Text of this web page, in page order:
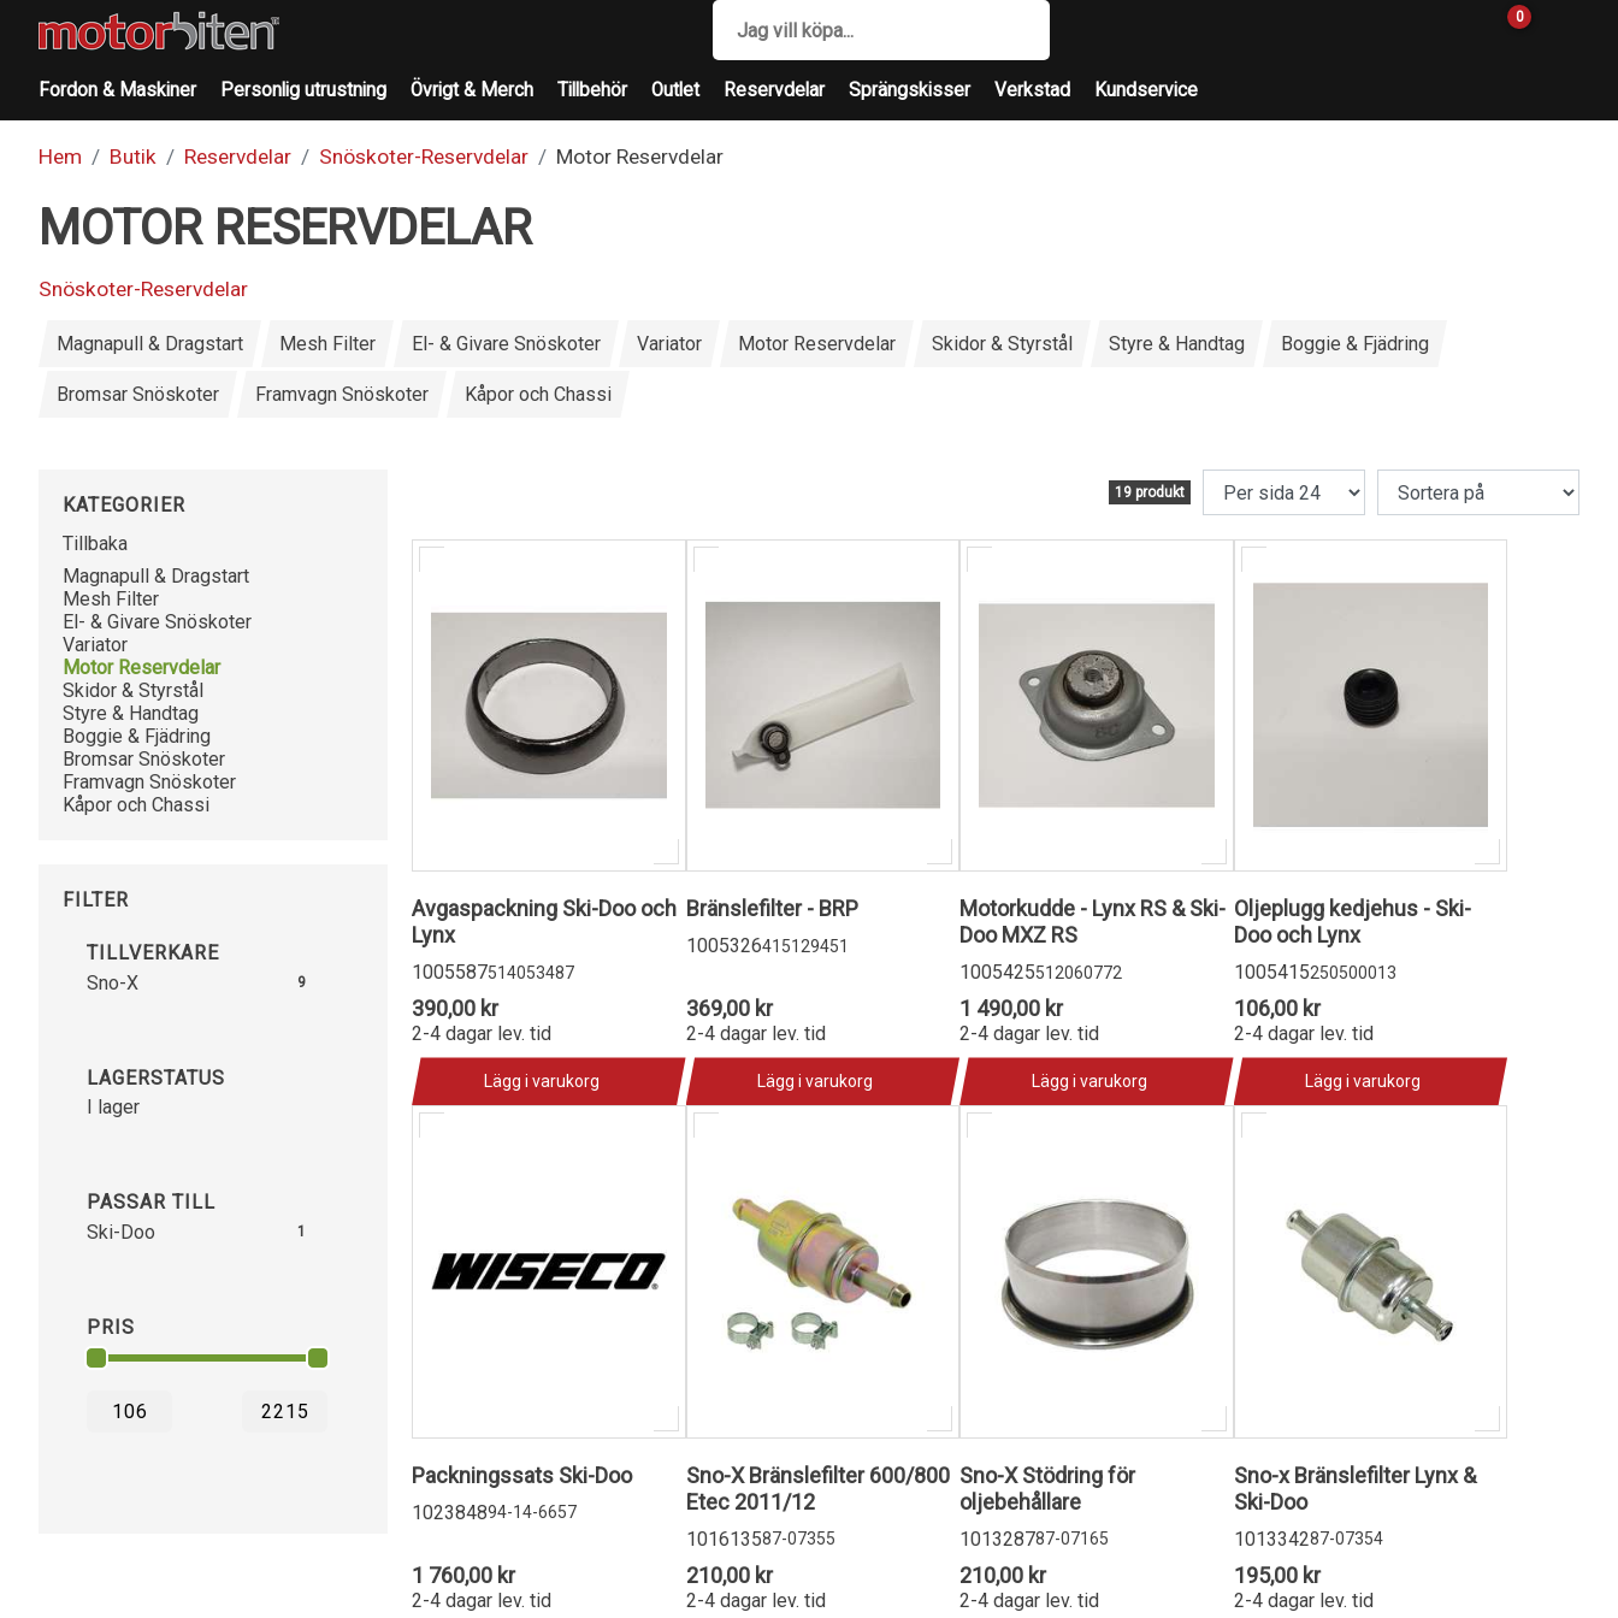
0
Fordon & Maskiner Personlig utrustning Övrigt & Merch Tillbehör Outlet Reservdelar Sprängskisser Verkstad Kundservice
Hem Butik Reservdelar Snöskoter-Reservdelar Motor Reservdelar
MOTOR RESERVDELAR
Snöskoter-Reservdelar
Magnapull & Dragstart Mesh Filter El- & Givare Snöskoter Variator Motor Reservdelar Skidor & Styrstål Styre & Handtag Boggie & Fjädring
Bromsar Snöskoter Framvagn Snöskoter Kåpor och Chassi
KATEGORIER
Tillbaka
Magnapull & Dragstart
Mesh Filter
El- & Givare Snöskoter
Variator
Motor Reservdelar
Skidor & Styrstål
Styre & Handtag
Boggie & Fjädring
Bromsar Snöskoter
Framvagn Snöskoter
Kåpor och Chassi
FILTER
TILLVERKARE
Sno-X
9
LAGERSTATUS
I lager
PASSAR TILL
Ski-Doo
1
PRIS
19 produkt
Avgaspackning Ski-Doo och
Lynx
1005587514053487
390,00 kr
2-4 dagar lev. tid
Lägg i varukorg
Bränslefilter - BRP
1005326415129451
369,00 kr
2-4 dagar lev. tid
Lägg i varukorg
Motorkudde - Lynx RS & Ski-
Doo MXZ RS
1005425512060772
1 490,00 kr
2-4 dagar lev. tid
Lägg i varukorg
Oljeplugg kedjehus - Ski-
Doo och Lynx
1005415250500013
106,00 kr
2-4 dagar lev. tid
Lägg i varukorg
Packningssats Ski-Doo
102384894-14-6657
1 760,00 kr
2-4 dagar lev. tid
Sno-X Bränslefilter 600/800
Etec 2011/12
101613587-07355
210,00 kr
2-4 dagar lev. tid
Sno-X Stödring för
oljebehållare
101328787-07165
210,00 kr
2-4 dagar lev. tid
Sno-x Bränslefilter Lynx &
Ski-Doo
101334287-07354
195,00 kr
2-4 dagar lev. tid